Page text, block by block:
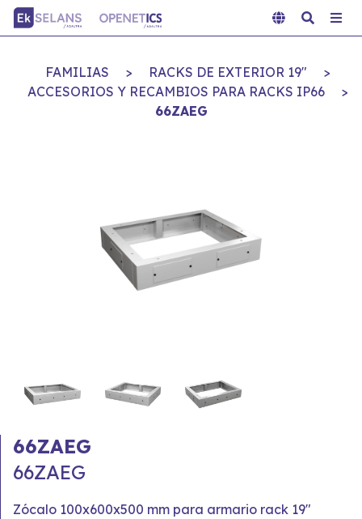
FAMILIAS > RACKS DE EXTERIOR 19"
>
ACCESORIOS Y RECAMBIOS PARA RACKS IP66
>
66ZAEG
66ZAEG
66ZAEG
Zócalo 100x600x500 mm para armario rack 19"